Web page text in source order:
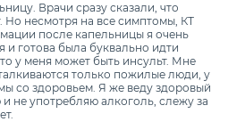
Врачи сразу сказали, что
Но несмотря на все симптомы, КТ
после капельницы я очень
и готова была буквально идти
у меня может быть инсульт. Мне
только пожилые люди, у
со здоровьем. Я же веду здоровый
не употребляю алкоголь, слежу за